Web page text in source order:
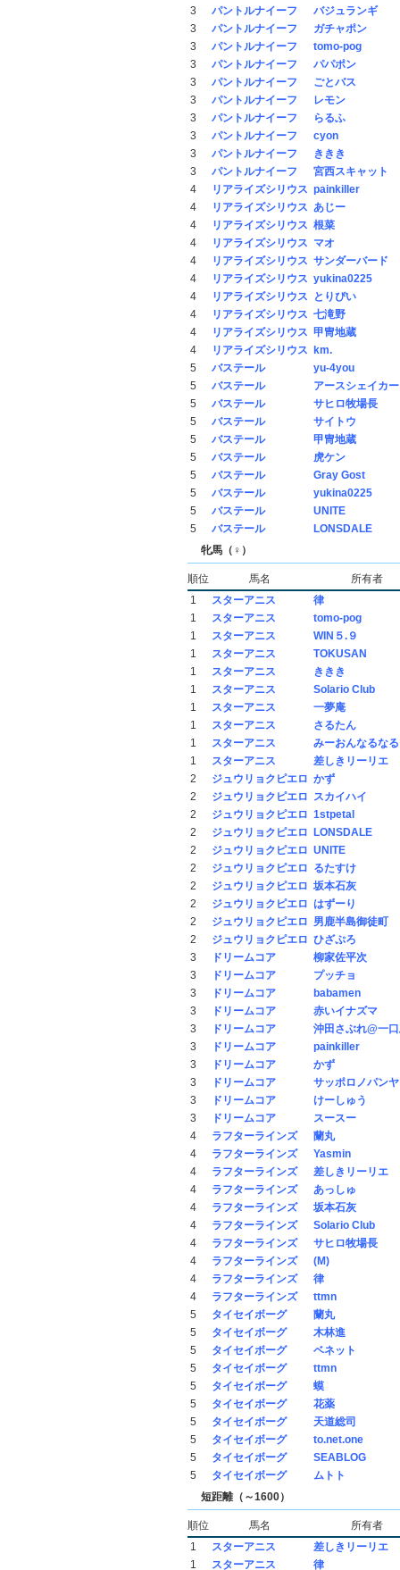
3
パントルナイーフ
バジュランギ
3
パントルナイーフ
ガチャポン
3
パントルナイーフ
tomo-pog
3
パントルナイーフ
パパポン
3
パントルナイーフ
ごとバス
3
パントルナイーフ
レモン
3
パントルナイーフ
らるふ
3
パントルナイーフ
cyon
3
パントルナイーフ
ききき
3
パントルナイーフ
宮西スキャット
4
リアライズシリウス painkiller
4
リアライズシリウス あじー
4
リアライズシリウス 根菜
4
リアライズシリウス マオ
4
リアライズシリウス サンダーバード
4
リアライズシリウス yukina0225
4
リアライズシリウス
とりぴい
4
リアライズシリウス 七滝野
4
リアライズシリウス 甲冑地蔵
4
リアライズシリウス
km.
5
バステール
yu-4you
5
バステール
アースシェイカー
5
バステール
サヒロ牧場長
5
バステール
サイトウ
5
バステール
甲冑地蔵
5
バステール
虎ケン
5
バステール
Gray Gost
5
バステール
yukina0225
5
バステール
UNITE
5
バステール
LONSDALE
牝馬（♀）
順位 馬名
所有者
1
スターアニス
律
1
スターアニス
tomo-pog
1
スターアニス
WIN５.９
1
スターアニス
TOKUSAN
1
スターアニス
ききき
1
スターアニス
Solario Club
1
スターアニス
一夢庵
1
スターアニス
さるたん
1
スターアニス
みーおんなるなる
1
スターアニス
差しきリーリエ
2
ジュウリョクピエロ かず
2
ジュウリョクピエロ スカイハイ
2
ジュウリョクピエロ 1stpetal
2
ジュウリョクピエロ
LONSDALE
2
ジュウリョクピエロ UNITE
2
ジュウリョクピエロ るたすけ
2
ジュウリョクピエロ 坂本石灰
2
ジュウリョクピエロ はずーり
2
ジュウリョクピエロ 男鹿半島御徒町
2
ジュウリョクピエロ ひざぷろ
3
ドリームコア
柳家佐平次
3
ドリームコア
プッチョ
3
ドリームコア
babamen
3
ドリームコア
赤いイナズマ
3
ドリームコア
沖田さぶれ@一
3
ドリームコア
painkiller
3
ドリームコア
かず
3
ドリームコア
サッポロノパンヤ
3
ドリームコア
けーしゅう
3
ドリームコア
スースー
4
ラフターラインズ
蘭丸
4
ラフターラインズ
Yasmin
4
ラフターラインズ
差しきリーリエ
4
ラフターラインズ
あっしゅ
4
ラフターラインズ
坂本石灰
4
ラフターラインズ
Solario Club
4
ラフターラインズ
サヒロ牧場長
4
ラフターラインズ
(M)
4
ラフターラインズ
律
4
ラフターラインズ
ttmn
5
タイセイボーグ
蘭丸
5
タイセイボーグ
木林進
5
タイセイボーグ
ベネット
5
タイセイボーグ
ttmn
5
タイセイボーグ
蟆
5
タイセイボーグ
花薬
5
タイセイボーグ
天道総司
5
タイセイボーグ
to.net.one
5
タイセイボーグ
SEABLOG
5
タイセイボーグ
ムトト
短距離（～1600）
順位 馬名
所有者
1
スターアニス
差しきリーリエ
1
スターアニス 律